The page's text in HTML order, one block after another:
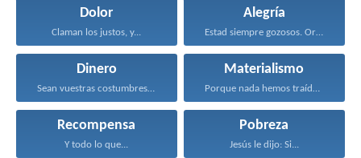
Dolor
Claman los justos, y...
Alegría
Estad siempre gozosos. Orad...
Dinero
Sean vuestras costumbres sin...
Materialismo
Porque nada hemos traído...
Recompensa
Y todo lo que...
Pobreza
Jesús le dijo: Si...